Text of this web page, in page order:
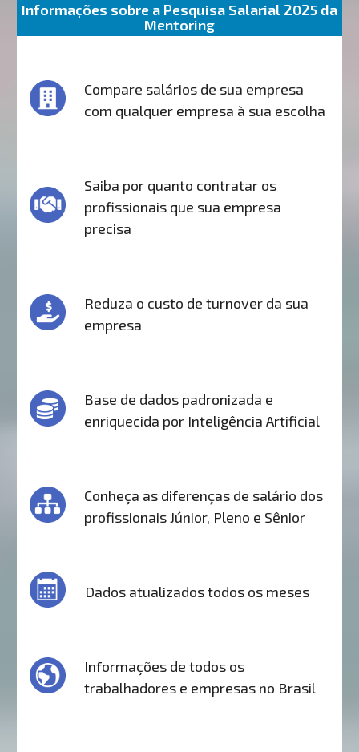
Informações sobre a Pesquisa Salarial 2025 da
Mentoring
Compare salários de sua empresa
com qualquer empresa à sua escolha
Saiba por quanto contratar os
profissionais que sua empresa
precisa
Reduza o custo de turnover da sua
empresa
Base de dados padronizada e
enriquecida por Inteligência Artificial
Conheça as diferenças de salário dos
profissionais Júnior, Pleno e Sênior
Dados atualizados todos os meses
Informações de todos os
trabalhadores e empresas no Brasil